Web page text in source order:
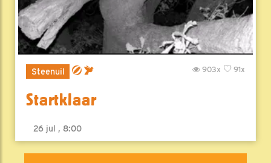
Steenuil 91x
903x
Startklaar
26 jul , 8:00